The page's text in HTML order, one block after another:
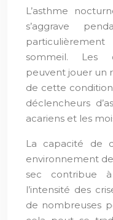
L’asthme
s’aggrave
sommeil. Les
peuvent jouer un
de cette
déclencheurs
acariens et les
La capacité de
environnement
sec contribue
l’intensité des
de nombreuses